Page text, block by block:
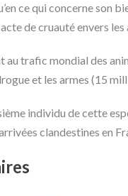
ce qui concerne son
de cruauté envers les
trafic mondial des
et les armes (15
individu de cette
clandestines en